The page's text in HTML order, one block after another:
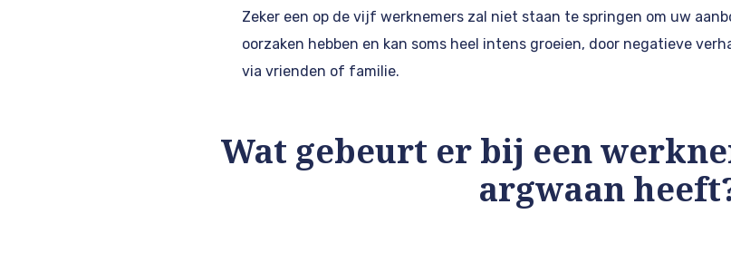
Zeker een op de vijf werknemers zal niet staan te springen om uw
oorzaken hebben en kan soms heel intens groeien, door negatieve
via vrienden of familie.
Wat gebeurt er bij een
argwaan